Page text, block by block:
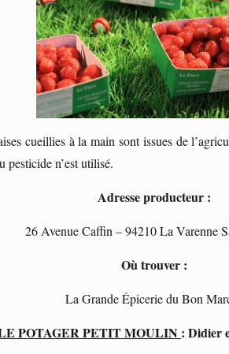
cueillies à la main sont issues de
pesticide n’est utilisé.
Adresse producteur :
26 Avenue Caffin – 94210 La Varenne
Où trouver :
La Grande Épicerie du Bon
POTAGER PETIT MOULIN : Didier